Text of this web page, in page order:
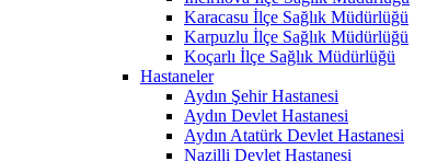
Karacasu İlçe Sağlık Müdürlüğü
Karpuzlu İlçe Sağlık Müdürlüğü
Koçarlı İlçe Sağlık Müdürlüğü
Hastaneler
Aydın Şehir Hastanesi
Aydın Devlet Hastanesi
Aydın Atatürk Devlet Hastanesi
Nazilli Devlet Hastanesi